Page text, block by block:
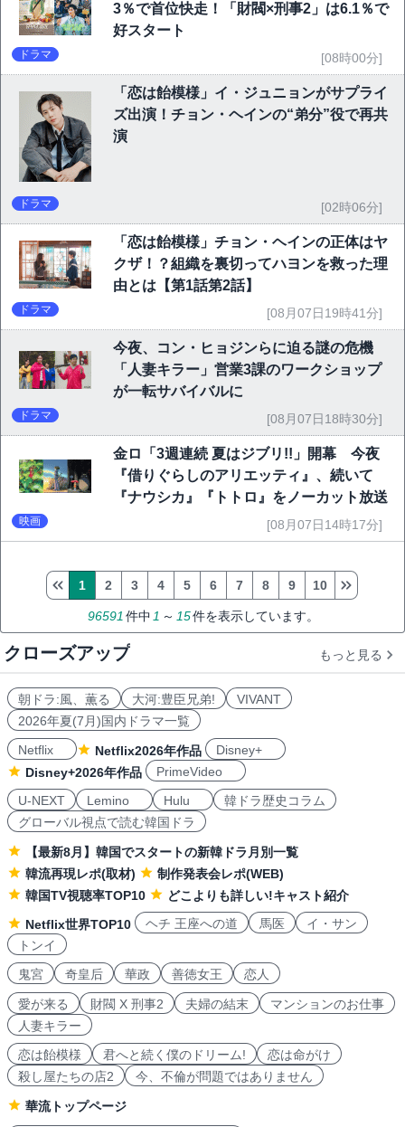
3％で首位快走！「財閥×刑事2」は6.1％で
好スタート
ドラマ [08時00分]
「恋は飴模様」イ・ジュニョンがサプライ
ズ出演！チョン・ヘインの“弟分”役で再共
演
ドラマ [02時06分]
「恋は飴模様」チョン・ヘインの正体はヤ
クザ！？組織を裏切ってハヨンを救った理
由とは【第1話第2話】
ドラマ [08月07日19時41分]
今夜、コン・ヒョジンらに迫る謎の危機
「人妻キラー」営業3課のワークショップ
が一転サバイバルに
ドラマ [08月07日18時30分]
金ロ「3週連続 夏はジブリ!!」開幕 今夜
『借りぐらしのアリエッティ』、続いて
『ナウシカ』『トトロ』をノーカット放送
映画 [08月07日14時17分]
96591 件中 1 ～ 15件を表示しています。
1 2 3 4 5 6 7 8 9 10
クローズアップ もっと見る
朝ドラ:風、薫る 大河:豊臣兄弟!
VIVANT
2026年夏(7月)国内ドラマ一覧
Netflix
Netflix2026年作品
Disney+
Disney+2026年作品
PrimeVideo
U-NEXT
Lemino Hulu
韓ドラ歴史コラム
グローバル視点で読む韓国ドラ
【最新8月】韓国でスタートの新韓ドラ月別一覧
韓流再現レポ(取材)
制作発表会レポ(WEB)
韓国TV視聴率TOP10
どこよりも詳しい!キャスト紹介
Netflix世界TOP10
ヘチ 王座への道 馬医
イ・サン
トンイ
鬼宮
奇皇后 華政 善徳女王 恋人
愛が来る 財閥 X 刑事2 夫婦の結末
マンションのお仕事
人妻キラー
恋は飴模様
君へと続く僕のドリーム!
恋は命がけ
殺し屋たちの店2
今、不倫が問題ではありません
華流トップページ